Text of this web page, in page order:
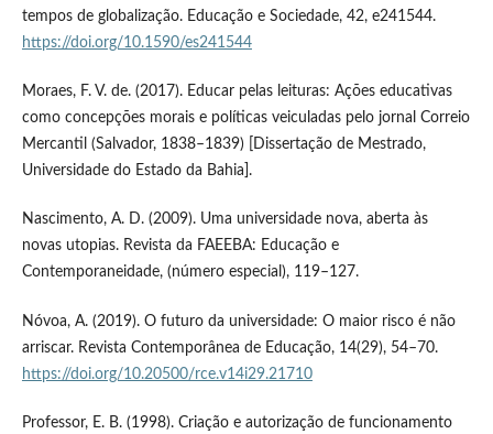
tempos de globalização. Educação e Sociedade, 42, e241544.
https://doi.org/10.1590/es241544
Moraes, F. V. de. (2017). Educar pelas leituras: Ações educativas
como concepções morais e políticas veiculadas pelo jornal Correio
Mercantil (Salvador, 1838–1839) [Dissertação de Mestrado,
Universidade do Estado da Bahia].
Nascimento, A. D. (2009). Uma universidade nova, aberta às
novas utopias. Revista da FAEEBA: Educação e
Contemporaneidade, (número especial), 119–127.
Nóvoa, A. (2019). O futuro da universidade: O maior risco é não
arriscar. Revista Contemporânea de Educação, 14(29), 54–70.
https://doi.org/10.20500/rce.v14i29.21710
Professor, E. B. (1998). Criação e autorização de funcionamento